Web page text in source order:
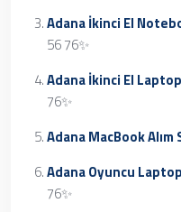
Adana İkinci El
56 76✨
Adana İkinci El
76✨
Adana MacBook Alım
Adana Oyuncu
76✨